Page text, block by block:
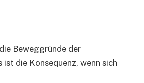
Beweggründe der
die Konsequenz, wenn sich